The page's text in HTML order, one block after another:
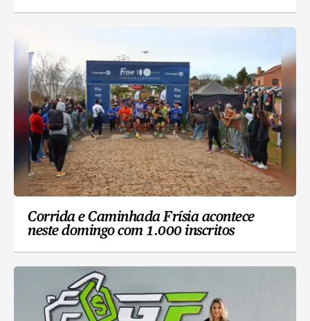
Corrida e Caminhada Frísia acontece
neste domingo com 1.000 inscritos